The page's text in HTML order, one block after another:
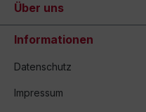
Über uns
Informationen
Datenschutz
Impressum